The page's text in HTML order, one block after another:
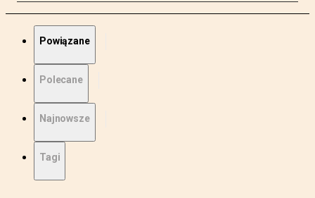
Powiązane
Polecane
Najnowsze
Tagi